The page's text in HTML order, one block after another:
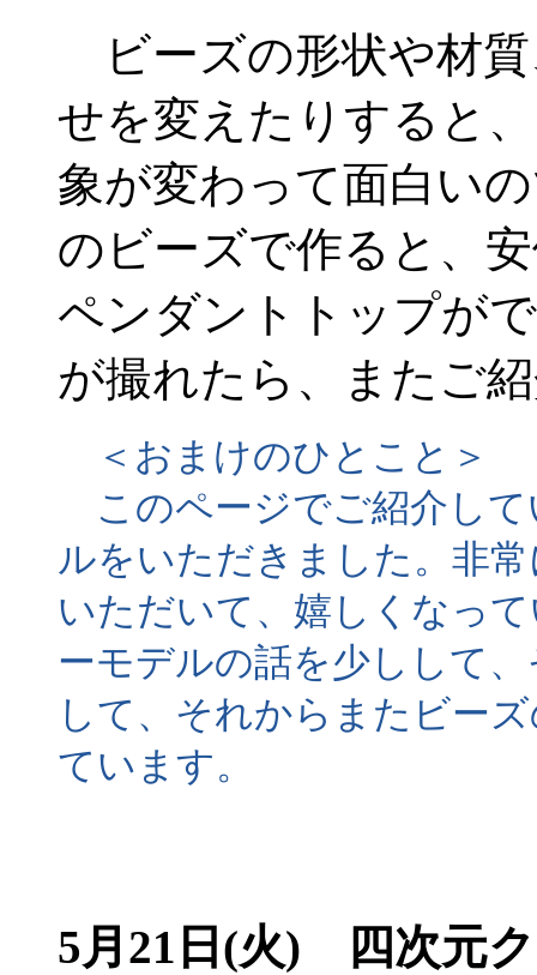
ビーズの形状や材
せを変えたりすると
象が変わって面白い
のビーズで作ると、
ペンダントトップが
が撮れたら、またご
＜おまけのひとこと＞
このページでご紹介して
ルをいただきました。非
いただいて、嬉しくなっ
ーモデルの話を少しして
して、それからまたビー
ています。
5月21日(火) 四次元